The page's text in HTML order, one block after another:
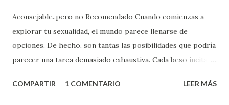
Aconsejable..pero no Recomendado Cuando comienzas a
explorar tu sexualidad, el mundo parece llenarse de
opciones. De hecho, son tantas las posibilidades que podría
parecer una tarea demasiado exhaustiva. Cada beso incita
partes de ti que jamás hubieras imaginado. El problema es
COMPARTIR 1 COMENTARIO LEER MÁS